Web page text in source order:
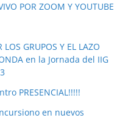
POR ZOOM Y YOUTUBE
GRUPOS Y EL LAZO
en la Jornada del IIG
PRESENCIAL!!!!!
en nuevos